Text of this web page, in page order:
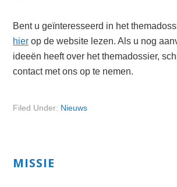
Bent u geïnteresseerd in het
hier op de website lezen. Als u nog
ideeën heeft over het themadossier,
contact met ons op te nemen.
Filed Under: Nieuws
Primary
MISSIE